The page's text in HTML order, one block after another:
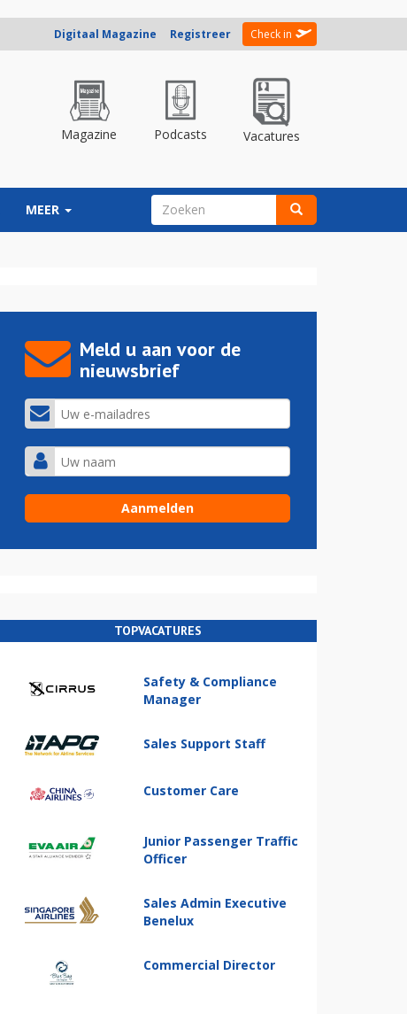
Digitaal Magazine Registreer Check in
Magazine Podcasts Vacatures
MEER ZOEKVELD
Meld u aan voor de
nieuwsbrief
TOPVACATURES
Safety & Compliance
Manager
Sales Support Staff
Customer Care
Junior Passenger Traffic
Officer
Sales Admin Executive
Benelux
Commercial Director